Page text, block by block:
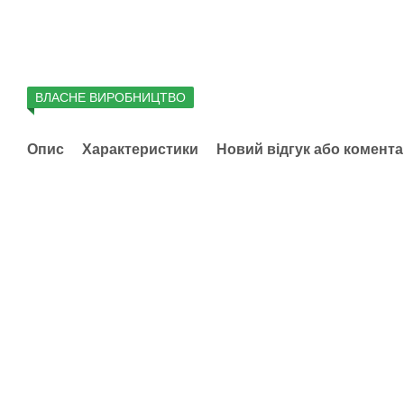
ВЛАСНЕ ВИРОБНИЦТВО
Опис Характеристики Новий відгук або